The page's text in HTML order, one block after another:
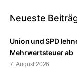
Neueste
Union und SPD
Mehrwertsteuer ab
7. August 2026